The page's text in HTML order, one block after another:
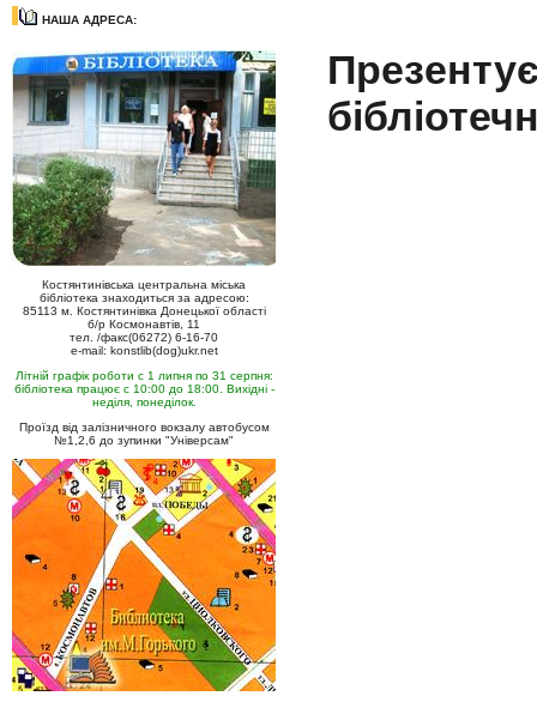
НАША АДРЕСА:
Костянтинівська центральна міська
бібліотека знаходиться за адресою:
85113 м. Костянтинівка Донецької області
б/р Космонавтів, 11
тел. /факс(06272) 6-16-70
e-mail: konstlib(dog)ukr.net
Літній графік роботи с 1 липня по 31 серпня:
бібліотека працює с 10:00 до 18:00. Вихідні -
неділя, понеділок.
Проїзд від залізничного вокзалу автобусом
№1,2,6 до зупинки "Універсам"